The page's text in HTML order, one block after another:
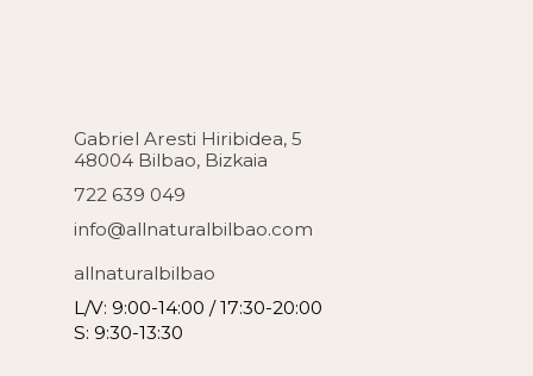
Gabriel Aresti Hiribidea, 5
48004 Bilbao, Bizkaia
722 639 049
info@allnaturalbilbao.com
allnaturalbilbao
L/V: 9:00-14:00 / 17:30-20:00
S: 9:30-13:30